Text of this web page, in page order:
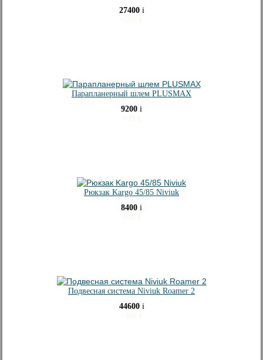
27400 i
Парапланерный шлем PLUSMAX
9200 i
Рюкзак Kargo 45/85 Niviuk
8400 i
Подвесная система Niviuk Roamer 2
44600 i